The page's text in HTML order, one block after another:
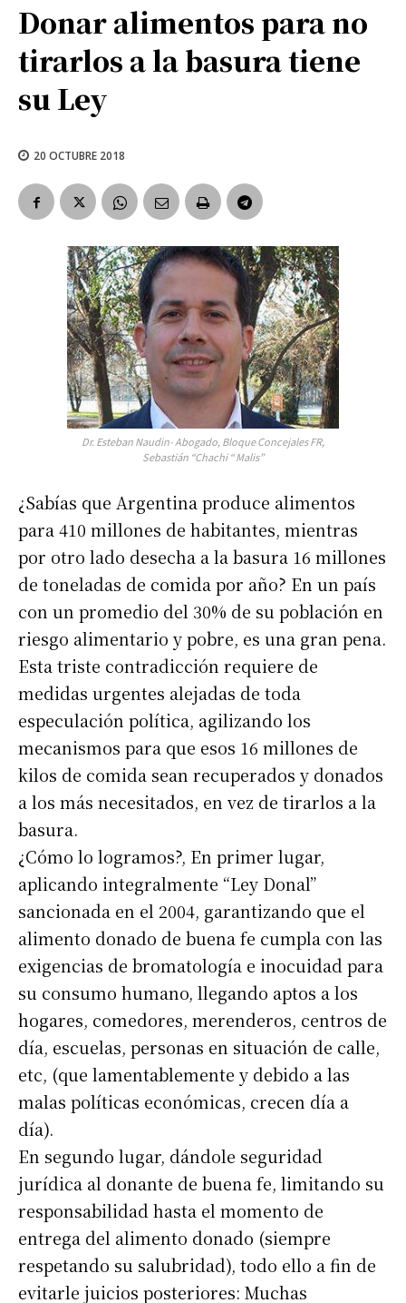
Donar alimentos para no
tirarlos a la basura tiene
su Ley
20 OCTUBRE 2018
Dr. Esteban Naudin- Abogado, Bloque Concejales FR,
Sebastián “Chachi “ Malis”
¿Sabías que Argentina produce alimentos
para 410 millones de habitantes, mientras
por otro lado desecha a la basura 16 millones
de toneladas de comida por año? En un país
con un promedio del 30% de su población en
riesgo alimentario y pobre, es una gran pena.
Esta triste contradicción requiere de
medidas urgentes alejadas de toda
especulación política, agilizando los
mecanismos para que esos 16 millones de
kilos de comida sean recuperados y donados
a los más necesitados, en vez de tirarlos a la
basura.
¿Cómo lo logramos?, En primer lugar,
aplicando integralmente “Ley Donal”
sancionada en el 2004, garantizando que el
alimento donado de buena fe cumpla con las
exigencias de bromatología e inocuidad para
su consumo humano, llegando aptos a los
hogares, comedores, merenderos, centros de
día, escuelas, personas en situación de calle,
etc, (que lamentablemente y debido a las
malas políticas económicas, crecen día a
día).
En segundo lugar, dándole seguridad
jurídica al donante de buena fe, limitando su
responsabilidad hasta el momento de
entrega del alimento donado (siempre
respetando su salubridad), todo ello a fin de
evitarle juicios posteriores: Muchas